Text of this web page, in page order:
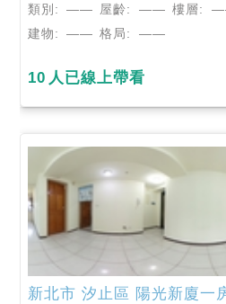
類別: —— 屋齡: —— 樓層:
建物:
—— 格局: ——
10 人已線上帶看
新北市 汐止區 陽光新廈一